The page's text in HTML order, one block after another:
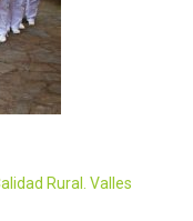
Rural. Valles